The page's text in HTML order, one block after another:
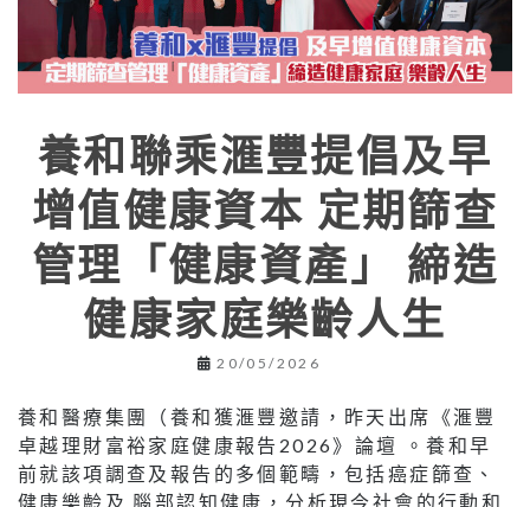
養和聯乘滙豐提倡及早
增值健康資本 定期篩查
管理「健康資產」 締造
健康家庭樂齡人生
20/05/2026
養和醫療集團（養和獲滙豐邀請，昨天出席《滙豐
卓越理財富裕家庭健康報告2026》論壇 。養和早
前就該項調查及報告的多個範疇，包括癌症篩查、
健康樂齡及 腦部認知健康，分析現今社會的行動和